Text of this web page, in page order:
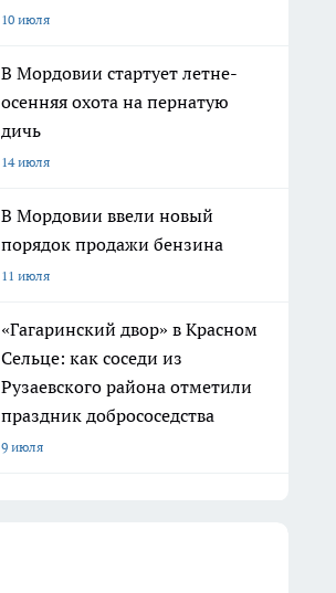
10 июля
В Мордовии стартует летне-
осенняя охота на пернатую
дичь
14 июля
В Мордовии ввели новый
порядок продажи бензина
11 июля
«Гагаринский двор» в Красном
Сельце: как соседи из
Рузаевского района отметили
праздник добрососедства
9 июля